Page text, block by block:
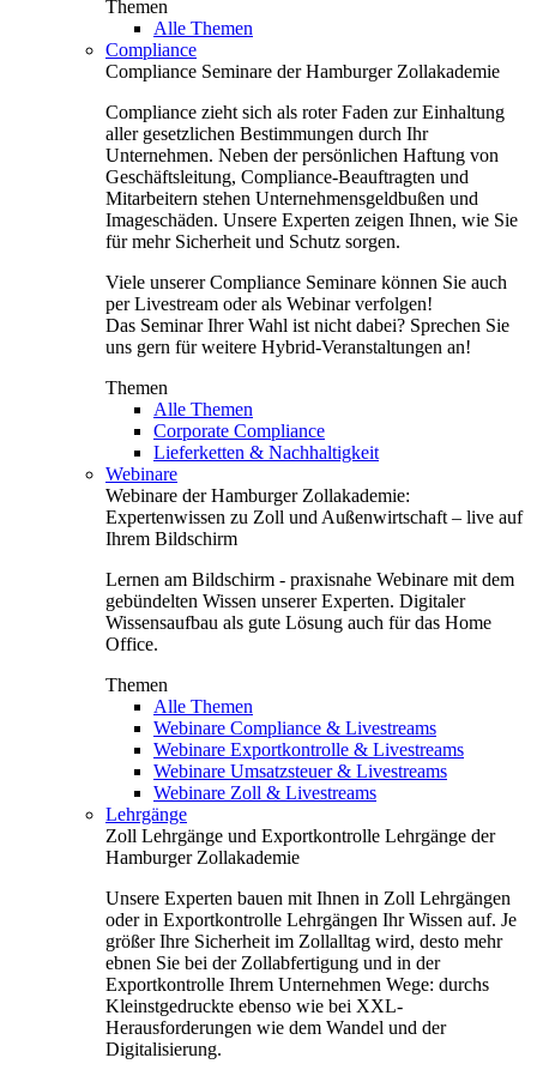
Themen
Alle Themen
Compliance
Compliance Seminare der Hamburger Zollakademie
Compliance zieht sich als roter Faden zur Einhaltung
aller gesetzlichen Bestimmungen durch Ihr
Unternehmen. Neben der persönlichen Haftung von
Geschäftsleitung, Compliance-Beauftragten und
Mitarbeitern stehen Unternehmensgeldbußen und
Imageschäden. Unsere Experten zeigen Ihnen, wie Sie
für mehr Sicherheit und Schutz sorgen.
Viele unserer Compliance Seminare können Sie auch
per Livestream oder als Webinar verfolgen!
Das Seminar Ihrer Wahl ist nicht dabei? Sprechen Sie
uns gern für weitere Hybrid-Veranstaltungen an!
Themen
Alle Themen
Corporate Compliance
Lieferketten & Nachhaltigkeit
Webinare
Webinare der Hamburger Zollakademie:
Expertenwissen zu Zoll und Außenwirtschaft – live auf
Ihrem Bildschirm
Lernen am Bildschirm - praxisnahe Webinare mit dem
gebündelten Wissen unserer Experten. Digitaler
Wissensaufbau als gute Lösung auch für das Home
Office.
Themen
Alle Themen
Webinare Compliance & Livestreams
Webinare Exportkontrolle & Livestreams
Webinare Umsatzsteuer & Livestreams
Webinare Zoll & Livestreams
Lehrgänge
Zoll Lehrgänge und Exportkontrolle Lehrgänge der
Hamburger Zollakademie
Unsere Experten bauen mit Ihnen in Zoll Lehrgängen
oder in Exportkontrolle Lehrgängen Ihr Wissen auf. Je
größer Ihre Sicherheit im Zollalltag wird, desto mehr
ebnen Sie bei der Zollabfertigung und in der
Exportkontrolle Ihrem Unternehmen Wege: durchs
Kleinstgedruckte ebenso wie bei XXL-
Herausforderungen wie dem Wandel und der
Digitalisierung.